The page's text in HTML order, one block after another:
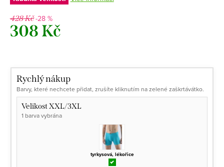
428 Kč-28 %
308 Kč
Rychlý nákup
Barvy, které nechcete přidat, zrušíte kliknutím na zelené zaškrtávátko.
Velikost XXL/3XL
1 barva vybrána
tyrkysová, lékořice